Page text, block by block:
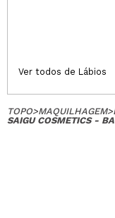
Ver todos de Lábios
TOPO>MAQUILHAGEM>
SAIGU COSMETICS -